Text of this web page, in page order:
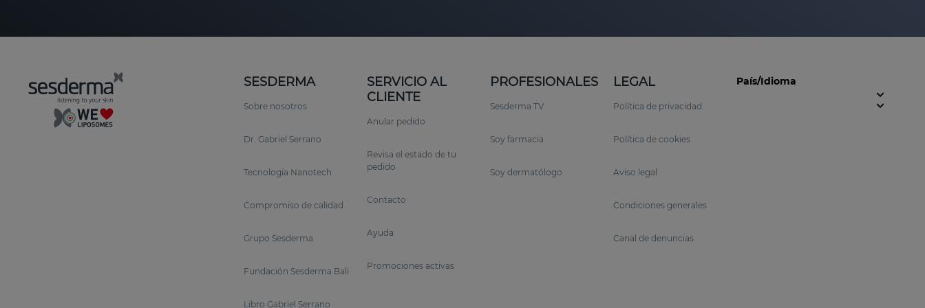
SESDERMA
Sobre nosotros
Dr. Gabriel Serrano
Tecnología Nanotech
Compromiso de calidad
Grupo Sesderma
Fundación Sesderma Bali
Libro Gabriel Serrano
SERVICIO AL
CLIENTE
Anular pedido
Revisa el estado de tu
pedido
Contacto
Ayuda
Promociones activas
PROFESIONALES
Sesderma TV
Soy farmacia
Soy dermatólogo
LEGAL
Política de privacidad
Política de cookies
Aviso legal
Condiciones generales
Canal de denuncias
País/Idioma